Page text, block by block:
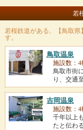
若
若桜鉄道がある、【鳥取県
す。
鳥取温泉
施設数：4
鳥取市街
り、交通
吉岡温泉
施設数：4
千年以上
たと伝わ